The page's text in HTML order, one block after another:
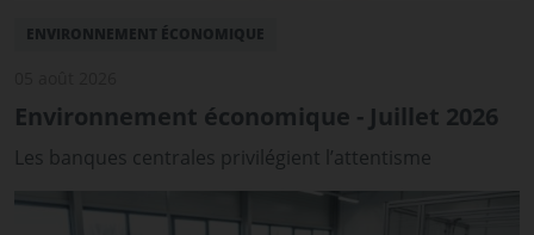
ENVIRONNEMENT ÉCONOMIQUE
Environnement économique - Juillet 2026
Les banques centrales privilégient l’attentisme